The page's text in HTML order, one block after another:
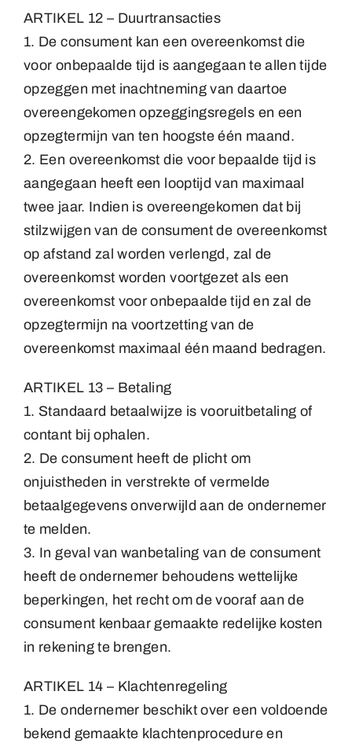
ARTIKEL 12 – Duurtransacties
1. De consument kan een overeenkomst die
voor onbepaalde tijd is aangegaan te allen tijde
opzeggen met inachtneming van daartoe
overeengekomen opzeggingsregels en een
opzegtermijn van ten hoogste één maand.
2. Een overeenkomst die voor bepaalde tijd is
aangegaan heeft een looptijd van maximaal
twee jaar. Indien is overeengekomen dat bij
stilzwijgen van de consument de overeenkomst
op afstand zal worden verlengd, zal de
overeenkomst worden voortgezet als een
overeenkomst voor onbepaalde tijd en zal de
opzegtermijn na voortzetting van de
overeenkomst maximaal één maand bedragen.
ARTIKEL 13 – Betaling
1. Standaard betaalwijze is vooruitbetaling of
contant bij ophalen.
2. De consument heeft de plicht om
onjuistheden in verstrekte of vermelde
betaalgegevens onverwijld aan de ondernemer
te melden.
3. In geval van wanbetaling van de consument
heeft de ondernemer behoudens wettelijke
beperkingen, het recht om de vooraf aan de
consument kenbaar gemaakte redelijke kosten
in rekening te brengen.
ARTIKEL 14 – Klachtenregeling
1. De ondernemer beschikt over een voldoende
bekend gemaakte klachtenprocedure en